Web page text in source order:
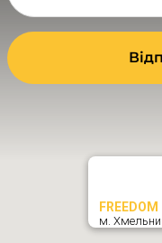
FREEDOM
м.